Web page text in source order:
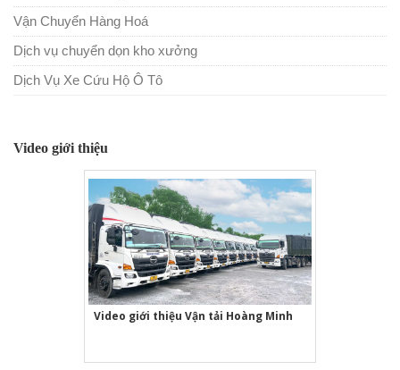
Vận Chuyển Hàng Hoá
Dịch vụ chuyển dọn kho xưởng
Dịch Vụ Xe Cứu Hộ Ô Tô
Video giới thiệu
Video giới thiệu Vận tải Hoàng Minh